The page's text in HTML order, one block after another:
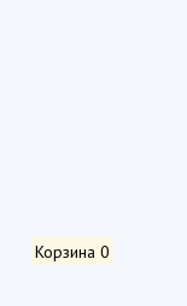
Корзина 0